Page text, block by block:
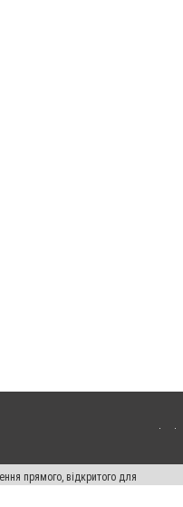
прямого, відкритого для